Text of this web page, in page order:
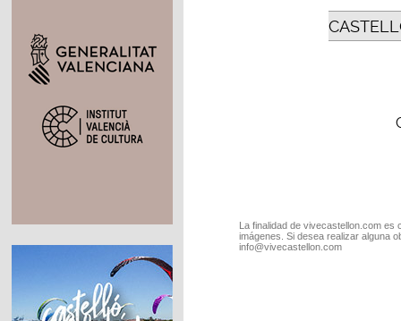
La finalidad de vivecastellon.com
imágenes. Si desea realizar alguna
info@vivecastellon.com